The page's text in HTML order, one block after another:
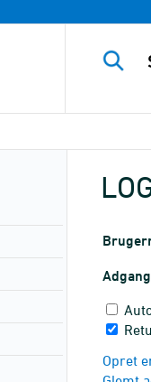
Opret